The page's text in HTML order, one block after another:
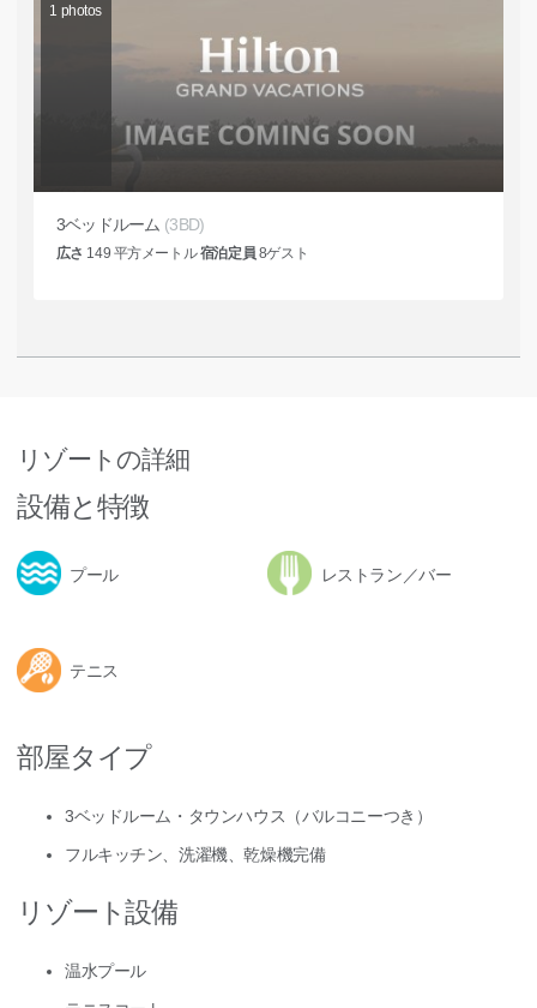
1 photos
3ベッドルーム (3BD)
広さ 149 平方メートル宿泊定員 8ゲスト
リゾートの詳細
設備と特徴
プール レストラン／バー
テニス
部屋タイプ
3ベッドルーム・タウンハウス（バルコニーつき）
フルキッチン、洗濯機、乾燥機完備
リゾート設備
温水プール